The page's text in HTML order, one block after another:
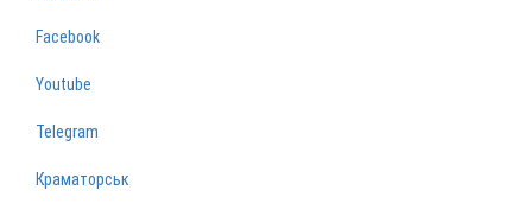
Facebook
Youtube
Telegram
Краматорськ